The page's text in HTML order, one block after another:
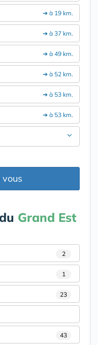
➔ à 19 km.
➔ à 37 km.
➔ à 49 km.
➔ à 52 km.
➔ à 53 km.
➔ à 53 km.
Grand Est
2
1
23
43